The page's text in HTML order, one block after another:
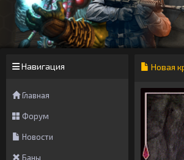
Навигация
Главная
Форум
Новости
Баны
Новая